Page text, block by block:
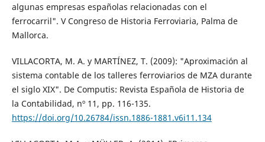
algunas empresas españolas relacionadas con el
ferrocarril". V Congreso de Historia Ferroviaria, Palma de
Mallorca.
VILLACORTA, M. A. y MARTÍNEZ, T. (2009): "Aproximación al
sistema contable de los talleres ferroviarios de MZA durante
el siglo XIX". De Computis: Revista Española de Historia de
la Contabilidad, nº 11, pp. 116-135.
https://doi.org/10.26784/issn.1886-1881.v6i11.134